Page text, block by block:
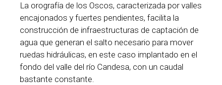
La orografía de los Oscos, caracterizada por valles
encajonados y fuertes pendientes, facilita la
construcción de infraestructuras de captación de
agua que generan el salto necesario para mover
ruedas hidráulicas, en este caso implantado en el
fondo del valle del río Candesa, con un caudal
bastante constante.